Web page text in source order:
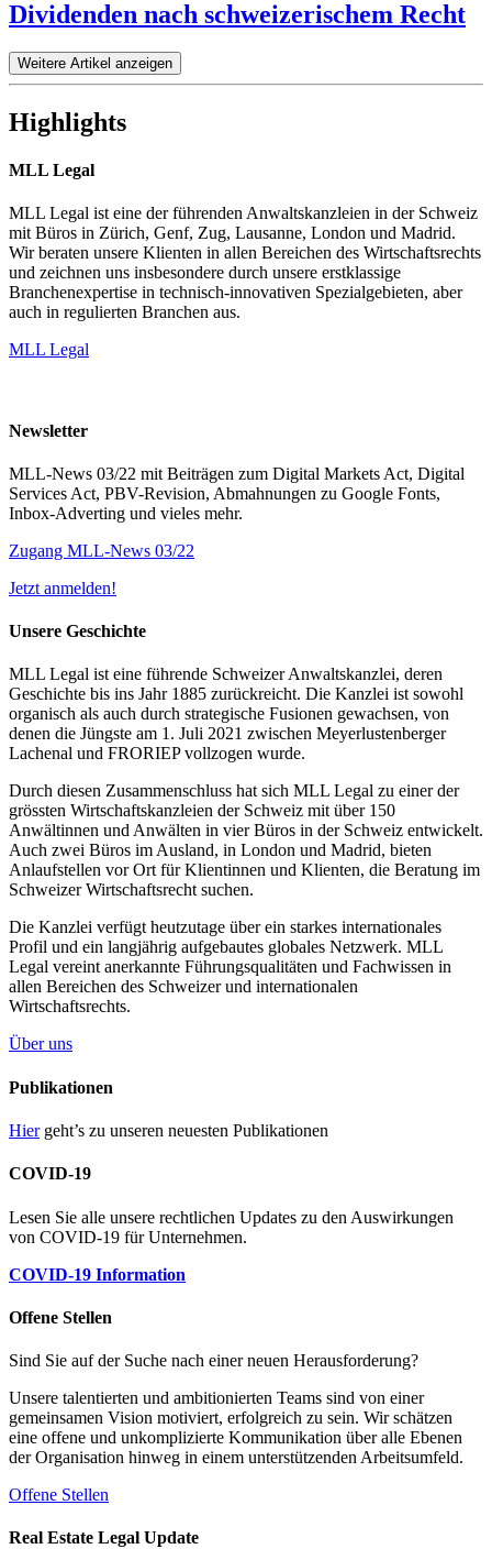
Dividenden nach schweizerischem Recht
Weitere Artikel anzeigen
Highlights
MLL Legal
MLL Legal ist eine der führenden Anwaltskanzleien in der Schweiz
mit Büros in Zürich, Genf, Zug, Lausanne, London und Madrid.
Wir beraten unsere Klienten in allen Bereichen des Wirtschaftsrechts
und zeichnen uns insbesondere durch unsere erstklassige
Branchenexpertise in technisch-innovativen Spezialgebieten, aber
auch in regulierten Branchen aus.
MLL Legal
Newsletter
MLL-News 03/22 mit Beiträgen zum Digital Markets Act, Digital
Services Act, PBV-Revision, Abmahnungen zu Google Fonts,
Inbox-Adverting und vieles mehr.
Zugang MLL-News 03/22
Jetzt anmelden!
Unsere Geschichte
MLL Legal ist eine führende Schweizer Anwaltskanzlei, deren
Geschichte bis ins Jahr 1885 zurückreicht. Die Kanzlei ist sowohl
organisch als auch durch strategische Fusionen gewachsen, von
denen die Jüngste am 1. Juli 2021 zwischen Meyerlustenberger
Lachenal und FRORIEP vollzogen wurde.
Durch diesen Zusammenschluss hat sich MLL Legal zu einer der
grössten Wirtschaftskanzleien der Schweiz mit über 150
Anwältinnen und Anwälten in vier Büros in der Schweiz entwickelt.
Auch zwei Büros im Ausland, in London und Madrid, bieten
Anlaufstellen vor Ort für Klientinnen und Klienten, die Beratung im
Schweizer Wirtschaftsrecht suchen.
Die Kanzlei verfügt heutzutage über ein starkes internationales
Profil und ein langjährig aufgebautes globales Netzwerk. MLL
Legal vereint anerkannte Führungsqualitäten und Fachwissen in
allen Bereichen des Schweizer und internationalen
Wirtschaftsrechts.
Über uns
Publikationen
Hiergeht’s zu unseren neuesten Publikationen
COVID-19
Lesen Sie alle unsere rechtlichen Updates zu den Auswirkungen
von COVID-19 für Unternehmen.
COVID-19 Information
Offene Stellen
Sind Sie auf der Suche nach einer neuen Herausforderung?
Unsere talentierten und ambitionierten Teams sind von einer
gemeinsamen Vision motiviert, erfolgreich zu sein. Wir schätzen
eine offene und unkomplizierte Kommunikation über alle Ebenen
der Organisation hinweg in einem unterstützenden Arbeitsumfeld.
Offene Stellen
Real Estate Legal Update